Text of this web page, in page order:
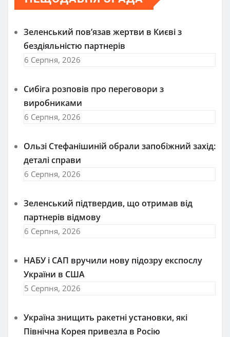
Зеленський пов’язав жертви в Києві з
бездіяльністю партнерів
6 Серпня, 2026
Сибіга розповів про переговори з
виробниками
6 Серпня, 2026
Ользі Стефанішиній обрали запобіжний захід:
деталі справи
6 Серпня, 2026
Зеленський підтвердив, що отримав від
партнерів відмову
6 Серпня, 2026
НАБУ і САП вручили нову підозру експослу
України в США
5 Серпня, 2026
Україна знищить ракетні установки, які
Північна Корея привезла в Росію